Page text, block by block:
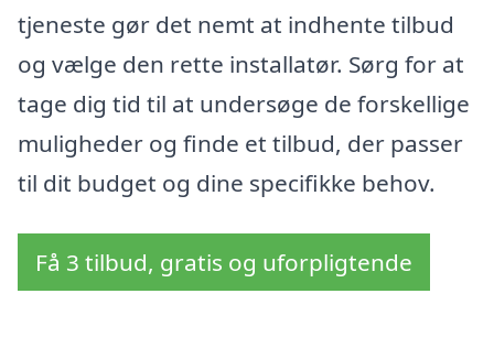
tjeneste gør det nemt at indhente tilbud
og vælge den rette installatør. Sørg for at
tage dig tid til at undersøge de forskellige
muligheder og finde et tilbud, der passer
til dit budget og dine specifikke behov.
Få 3 tilbud, gratis og uforpligtende